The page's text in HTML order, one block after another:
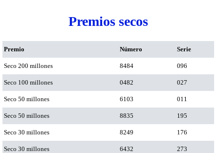
Premios secos
Premio Número Serie
Seco 200 millones 8484 096
Seco 100 millones 0482 027
Seco 50 millones 6103 011
Seco 50 millones 8835 195
Seco 30 millones 8249 176
Seco 30 millones 6432 273